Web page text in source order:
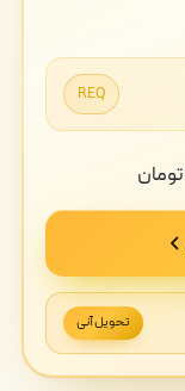
REQ
تومان
تحویل آنی